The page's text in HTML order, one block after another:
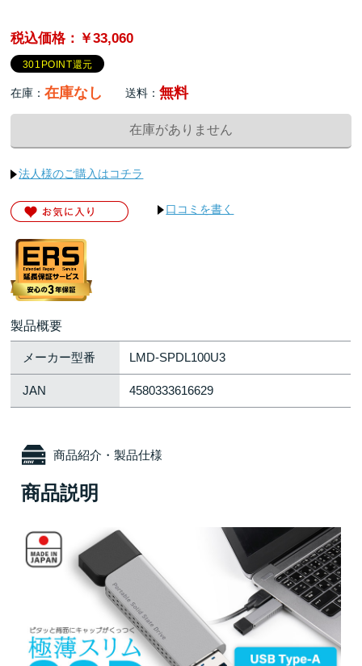
税込価格：￥33,060
301POINT還元
在庫：在庫なし 送料：無料
法人様のご購入はコチラ
口コミを書く
製品概要
メーカー型番 LMD-SPDL100U3
JAN 4580333616629
商品紹介・製品仕様
商品説明